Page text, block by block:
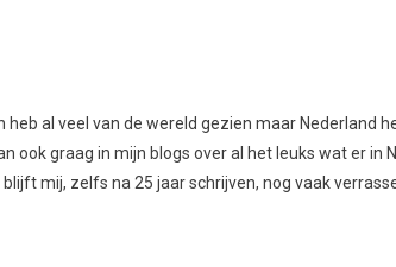
heb al veel van de wereld gezien maar Nederland
ook graag in mijn blogs over al het leuks wat er in
mij, zelfs na 25 jaar schrijven, nog vaak